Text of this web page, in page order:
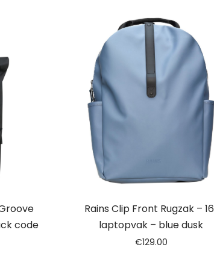
code
Rains Clip Front Rugzak –
laptopvak – blue dusk
€129.00